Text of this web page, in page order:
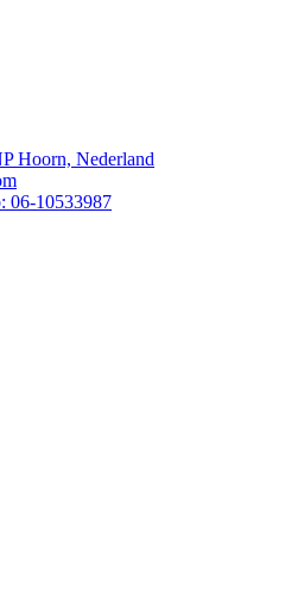
Hoorn, Nederland
06-10533987